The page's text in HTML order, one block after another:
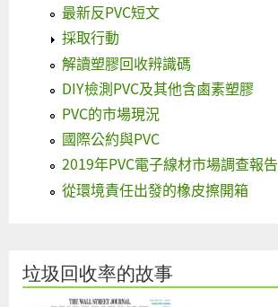
最新反PVC短文
採取行動
解讀塑膠回收辨識碼
DIY檢測PVC及其他含鹵素塑膠
PVC的市場現況
國際公約與PVC
2019年PVC電子線材市場調查報告
從環境責任出發的橡皮擦開箱
垃圾回收率的故事